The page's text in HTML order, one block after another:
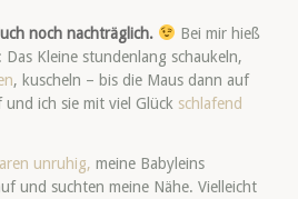
noch nachträglich.
Bei mir hieß
Das Kleine stundenlang schaukeln,
, kuscheln – bis die Maus dann auf
und ich sie mit viel Glück schlafend
unruhig, meine Babyleins
und suchten meine Nähe. Vielleicht